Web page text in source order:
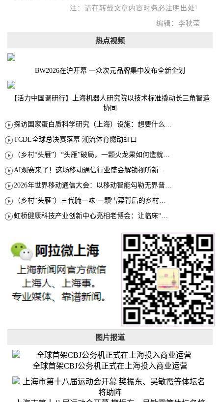
注：请在转载文章内容时务必注明出处!
编辑：李秋莹
热点视频
BW2026在沪开幕 一众次元品牌集中发布全新企划
【活力中国调研行】上海机器人研究院以技术标准撬动长三角智造
协同
探访国家蛋白质科学研究（上海）设施：想要什么蛋白 AI直接设计合成
TCDL全球总决赛落幕 潮流体育燃动虹口
（乡村“头雁”）“头雁”破局，一颗火龙果如何造就沪上乡村特色产业化路径
AI观赛来了！这场移动通信行业盛会解锁视听新玩法
2026年世界移动通信大会：以移动智能勾勒无界普惠新愿景
（乡村“头雁”）三代腌一味 一颗雪菜背后的乡村致富经
虹桥健康科技产业创新中心亮相老博会：让临床“需求”定义银发经济新生态
图片报道
全球首架CBJ公务机正式在上海投入商业运营